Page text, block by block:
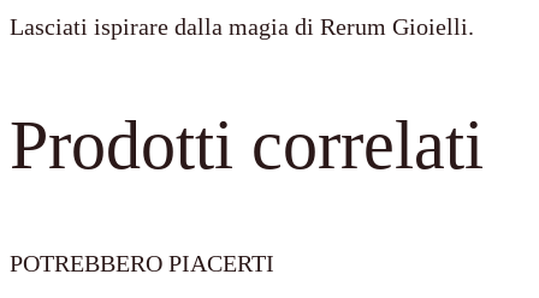
Lasciati ispirare dalla magia di Rerum Gioielli.
Prodotti correlati
POTREBBERO PIACERTI